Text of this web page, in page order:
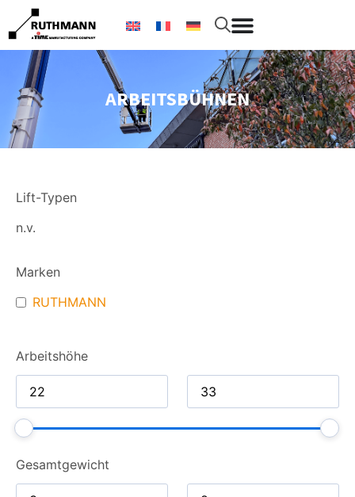
ARBEITSBÜHNEN
Lift-Typen
n.v.
Marken
RUTHMANN
Arbeitshöhe
Gesamt­gewicht